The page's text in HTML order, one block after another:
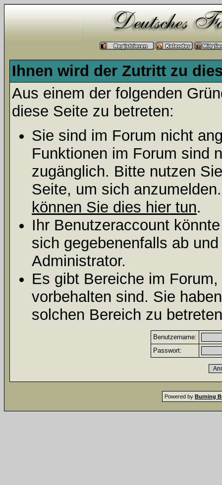
Ihnen wird der Zutritt zu
Aus einem der folgenden
diese Seite zu betreten:
Sie sind im Forum nicht
Funktionen im Forum sind
zugänglich. Bitte nutzen
Seite, um sich
können Sie dies hier tun.
Ihr Benutzeraccount
sich gegebenenfalls ab
Administrator.
Es gibt Bereiche im
vorbehalten sind. Sie
solchen Bereich zu
Benutzername:
Passwort:
Powered by Burning